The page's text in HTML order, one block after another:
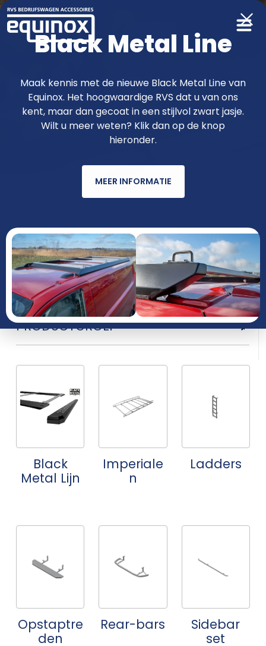
Producten
functioneler & fraaier met RVS van
Equinox
MODEL
JAAR
PRODUCTGROEP
Black
Metal Lijn
Imperiale
n
Ladders
Opstaptre
den
Rear-bars
Sidebar
set
Black Metal Line
Maak kennis met de nieuwe Black Metal Line van
Equinox. Het hoogwaardige RVS dat u van ons
kent, maar dan gecoat in een stijlvol zwart jasje.
Wilt u meer weten? Klik dan op de knop
hieronder.
MEER INFORMATIE